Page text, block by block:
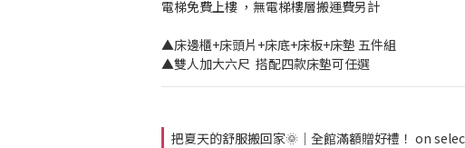
電梯免費上樓 ，無電梯樓層搬運費另計
▲床邊櫃+床頭片+床底+床板+床墊 五件組
▲雙人加大六尺  搭配四款床墊可任選
把夏天的舒服搬回家🌞｜全館滿額贈好禮！ on